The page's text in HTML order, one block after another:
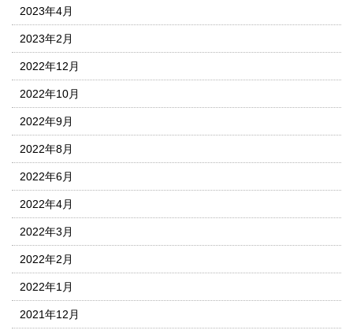
2023年4月
2023年2月
2022年12月
2022年10月
2022年9月
2022年8月
2022年6月
2022年4月
2022年3月
2022年2月
2022年1月
2021年12月